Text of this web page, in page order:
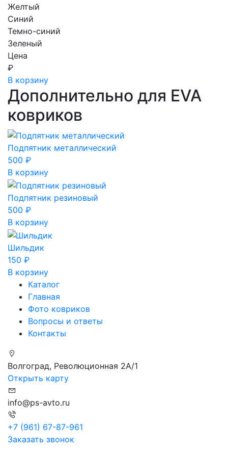
Желтый
Синий
Темно-синий
Зеленый
Цена
₽
В корзину
Дополнительно для EVA
ковриков
Подпятник металлический
500 ₽
В корзину
Подпятник резиновый
500 ₽
В корзину
Шильдик
150 ₽
В корзину
Каталог
Главная
Фото ковриков
Вопросы и ответы
Контакты
Волгоград, Революционная 2А/1
Открыть карту
info@ps-avto.ru
+7 (961) 67-87-961
Заказать звонок